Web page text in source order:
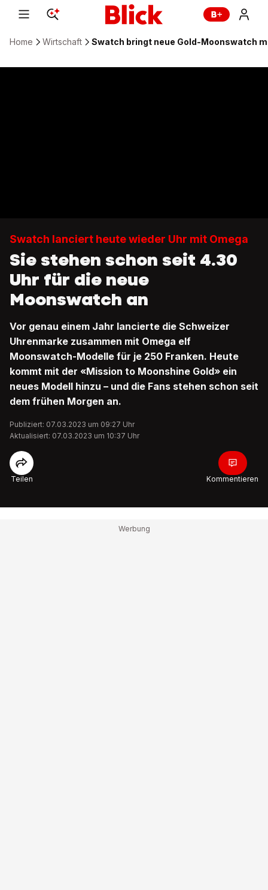
Home Wirtschaft Swatch bringt neue Gold-Moonswatch
Swatch lanciert heute wieder Uhr mit Omega
Sie stehen schon seit 4.30
Uhr für die neue
Moonswatch an
Vor genau einem Jahr lancierte die Schweizer
Uhrenmarke zusammen mit Omega elf
Moonswatch-Modelle für je 250 Franken. Heute
kommt mit der «Mission to Moonshine Gold» ein
neues Modell hinzu – und die Fans stehen schon seit
dem frühen Morgen an.
Publiziert: 07.03.2023 um 09:27 Uhr
Aktualisiert: 07.03.2023 um 10:37 Uhr
Teilen Kommentieren